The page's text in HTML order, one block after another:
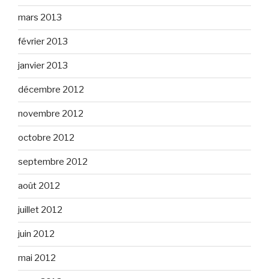
mars 2013
février 2013
janvier 2013
décembre 2012
novembre 2012
octobre 2012
septembre 2012
août 2012
juillet 2012
juin 2012
mai 2012